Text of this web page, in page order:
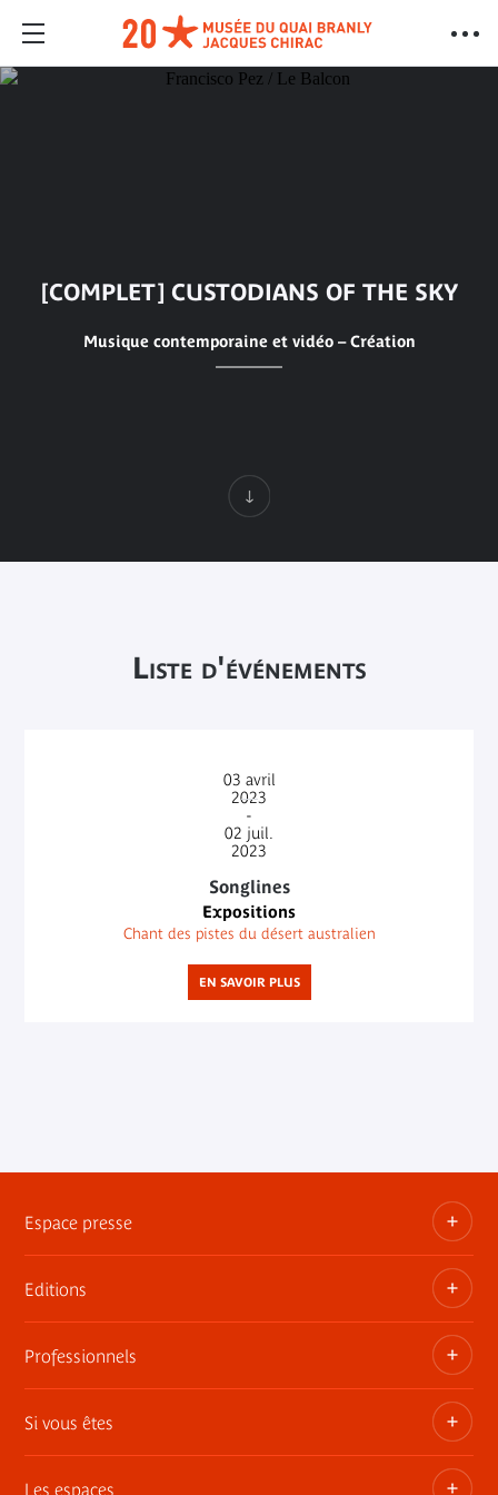
[COMPLET] CUSTODIANS OF THE SKY
Musique contemporaine et vidéo – Création
Liste d'événements
03 avril
2023
-
02 juil.
2023
Songlines
Expositions
Chant des pistes du désert australien
EN SAVOIR PLUS
Espace presse
Dossiers, communiqués, bandes annonces
Contact presse
Editions
Les publications du musée
Professionnels
Privatisez les espaces
Si vous êtes
Les espaces